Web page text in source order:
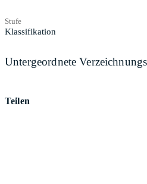
Stufe
Klassifikation
Untergeordnete
Teilen